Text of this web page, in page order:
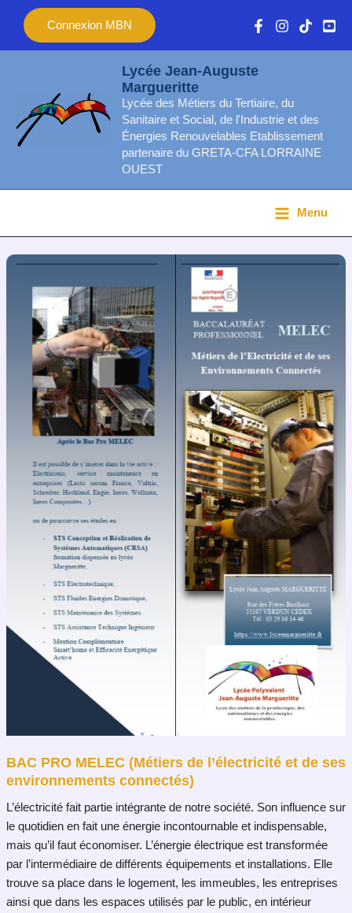
contenu
Connexion MBN
Lycée Jean-Auguste
Margueritte
Lycée des Métiers du Tertiaire, du
Sanitaire et Social, de l'Industrie et des
Énergies Renouvelables Etablissement
partenaire du GRETA-CFA LORRAINE
OUEST
Main
Menu
Menu
BAC PRO MELEC (Métiers de l’électricité et de ses
environnements connectés)
L’électricité fait partie intégrante de notre société. Son influence sur
le quotidien en fait une énergie incontournable et indispensable,
mais qu’il faut économiser. L’énergie électrique est transformée
par l’intermédiaire de différents équipements et installations. Elle
trouve sa place dans le logement, les immeubles, les entreprises
ainsi que dans les espaces utilisés par le public, en intérieur